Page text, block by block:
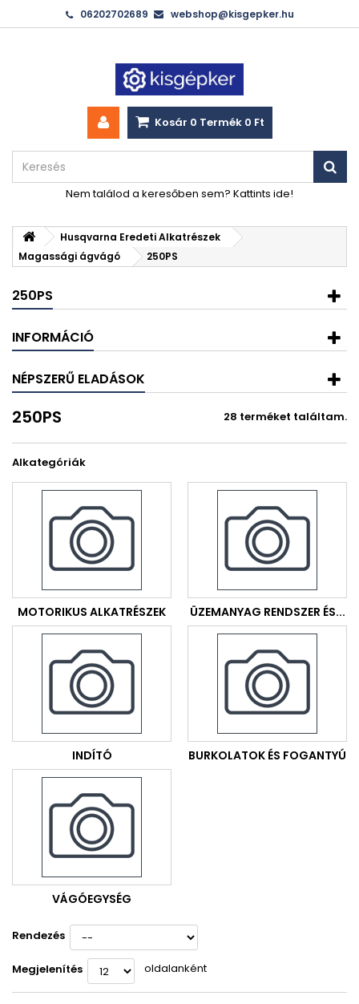
06202702689 webshop@kisgepker.hu
Kosár 0 Termék 0 Ft‎
Nem találod a keresőben sem? Kattints ide!
Husqvarna Eredeti Alkatrészek
Magassági ágvágó
250PS
250PS
INFORMÁCIÓ
NÉPSZERŰ ELADÁSOK
250PS 28 terméket találtam.
Alkategóriák
MOTORIKUS ALKATRÉSZEK ÜZEMANYAG RENDSZER ÉS...
INDÍTÓ BURKOLATOK ÉS FOGANTYÚ
VÁGÓEGYSÉG
Rendezés
Megjelenítés oldalanként